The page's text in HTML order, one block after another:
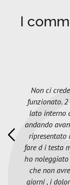
I
Non ci
funzionato.
lato interno
andando
ripresentato
fare d i testa
ho
che non
giorni , i